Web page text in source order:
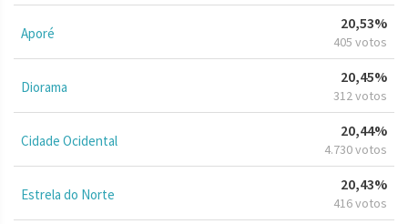
Aporé
20,53%
405 votos
Diorama
20,45%
312 votos
Cidade Ocidental
20,44%
4.730 votos
Estrela do Norte
20,43%
416 votos